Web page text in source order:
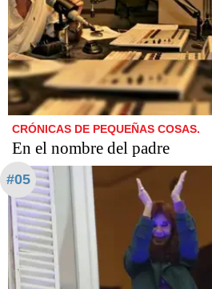
CRÓNICAS DE PEQUEÑAS COSAS.
En el nombre del padre
#05